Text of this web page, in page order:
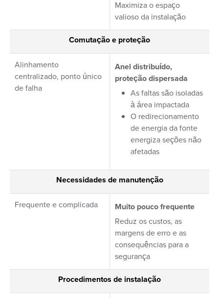
Maximiza o espaço
valioso da instalação
Comutação e proteção
Alinhamento
centralizado, ponto único
de falha
Anel distribuído,
proteção dispersada
As faltas são isoladas
à área impactada
O redirecionamento
de energia da fonte
energiza seções não
afetadas
Necessidades de manutenção
Frequente e complicada Muito pouco frequente
Reduz os custos, as
margens de erro e as
consequências para a
segurança
Procedimentos de instalação